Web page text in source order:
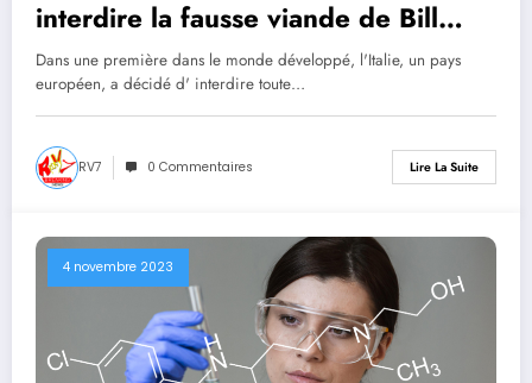
interdire la fausse viande de Bill
Gates en raison de « graves
problèmes de santé »
Dans une première dans le monde développé, l'Italie, un pays
européen, a décidé d' interdire toute…
RV7 0 Commentaires Lire La Suite
4 novembre 2023